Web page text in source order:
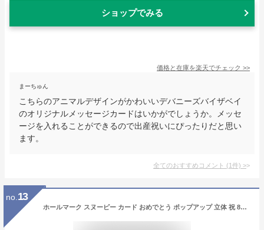
ショップでみる
価格と在庫を楽天でチェック >>
まーちゅん
こちらのアニマルデザインがかわいいデバニーズバイザベイ
のオリジナルメッセージカードはいかがでしょうか。メッセ
ージを入れることができるので出産祝いにぴったりだと思い
ます。
全てのおすすめコメント (1件) >
no. 13
ホールマーク スヌーピー カード おめでとう ポップアップ 立体 祝 816117